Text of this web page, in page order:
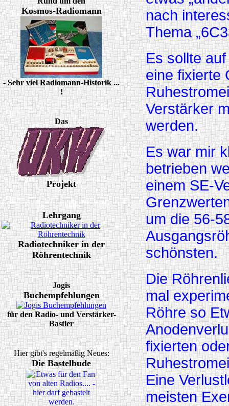
Kosmos-Radiomann
- Sehr viel Radiomann-Historik ...
!
Das
Projekt
Lehrgang
Radiotechniker in der
Röhrentechnik
Jogis
Buchempfehlungen
für den Radio- und Verstärker-
Bastler
Hier gibt's regelmäßig Neues:
Die Bastelbude
nach
Thema
Es sollte
eine fixierte
Verstärker
werden.
Es war mir
betrieben
einem SE-
um die 56-
schönsten.
Die
mal
Röhre so
fixierten
Eine
meisten